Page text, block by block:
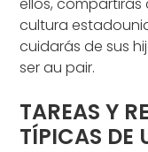
cultura
cuidarás de sus
ser au pair.
TAREAS Y
TÍPICAS DE